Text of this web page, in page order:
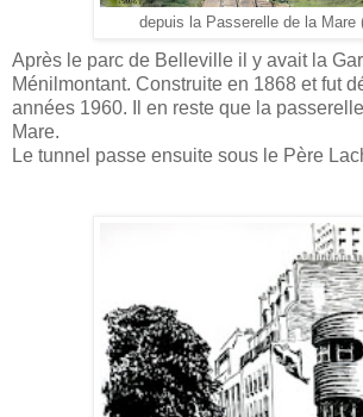
depuis la Passerelle de la Mare
Après le parc de Belleville il y avait la
Ménilmontant. Construite en 1868 et fut
années 1960. Il en reste que la
Mare.
Le tunnel passe ensuite sous le Père